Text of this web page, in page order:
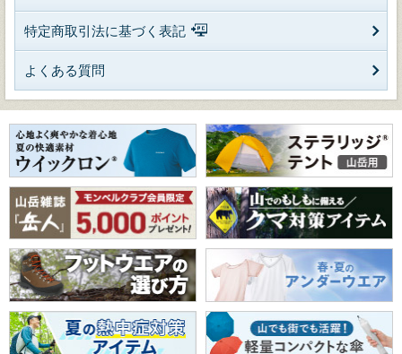
特定商取引法に基づく表記
よくある質問